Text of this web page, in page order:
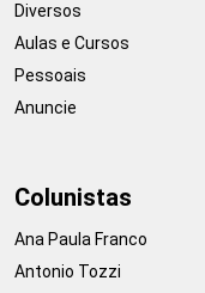
Diversos
Aulas e Cursos
Pessoais
Anuncie
Colunistas
Ana Paula Franco
Antonio Tozzi